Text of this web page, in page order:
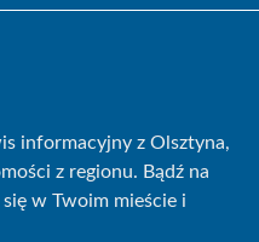
informacyjny z Olsztyna,
z regionu. Bądź na
w Twoim mieście i